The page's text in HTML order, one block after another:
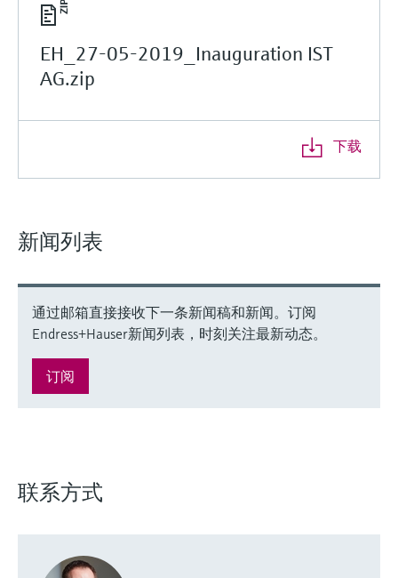
EH_27-05-2019_Inauguration IST
AG.zip
下载
新闻列表
通过邮箱直接接收下一条新闻稿和新闻。订阅
Endress+Hauser新闻列表，时刻关注最新动态。
订阅
联系方式